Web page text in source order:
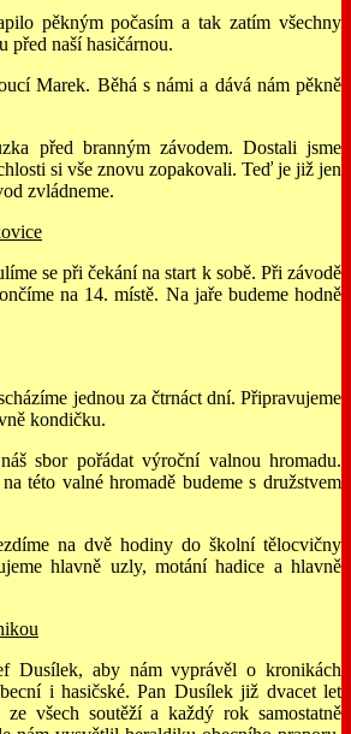
pěkným počasím a tak zatím všechny
před naší hasičárnou.
Marek. Běhá s námi a dává nám pěkně
před branným závodem. Dostali jsme
si vše znovu zopakovali. Teď je již jen
zvládneme.
se při čekání na start k sobě. Při závodě
na 14. místě. Na jaře budeme hodně
jednou za čtrnáct dní. Připravujeme
kondičku.
sbor pořádat výroční valnou hromadu.
této valné hromadě budeme s družstvem
na dvě hodiny do školní tělocvičny
hlavně uzly, motání hadice a hlavně
Dusílek, aby nám vyprávěl o kronikách
i hasičské. Pan Dusílek již dvacet let
ze všech soutěží a každý rok samostatně